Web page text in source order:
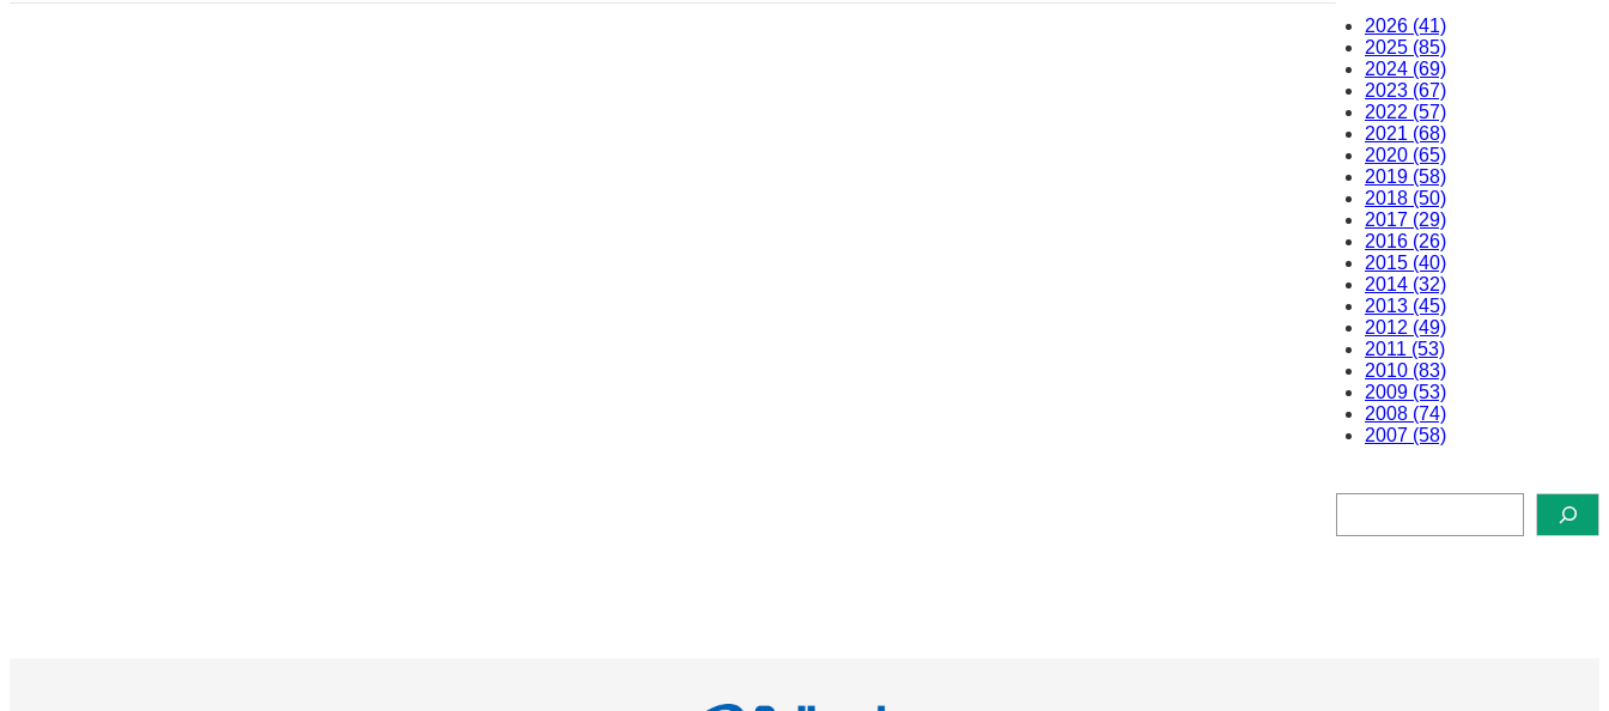
2026 (41)
2025 (85)
2024 (69)
2023 (67)
2022 (57)
2021 (68)
2020 (65)
2019 (58)
2018 (50)
2017 (29)
2016 (26)
2015 (40)
2014 (32)
2013 (45)
2012 (49)
2011 (53)
2010 (83)
2009 (53)
2008 (74)
2007 (58)